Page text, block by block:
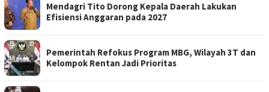
Mendagri Tito Dorong Kepala Daerah Lakukan
Efisiensi Anggaran pada 2027
Pemerintah Refokus Program MBG, Wilayah 3T dan
Kelompok Rentan Jadi Prioritas